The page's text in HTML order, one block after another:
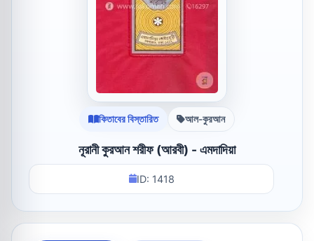
কিতাবের বিস্তারিত আল-কুরআন
নূরানী কুরআন শরীফ (আরবী) - এমদাদিয়া
ID: 1418